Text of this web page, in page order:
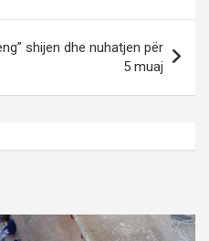
shijen dhe nuhatjen për
5 muaj